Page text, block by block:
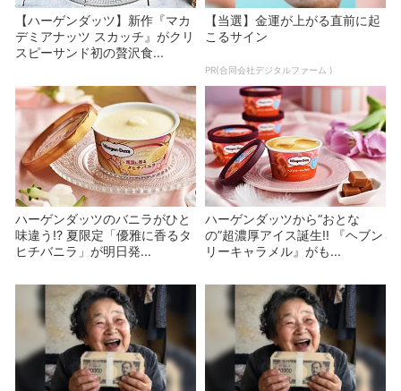
【ハーゲンダッツ】新作『マカ
デミアナッツ スカッチ』がクリ
スピーサンド初の贅沢食...
【当選】金運が上がる直前に起
こるサイン
PR(合同会社デジタルファーム )
ハーゲンダッツのバニラがひと
味違う!? 夏限定「優雅に香るタ
ヒチバニラ」が明日発...
ハーゲンダッツから“おとな
の”超濃厚アイス誕生!! 『ヘブン
リーキャラメル』がも...